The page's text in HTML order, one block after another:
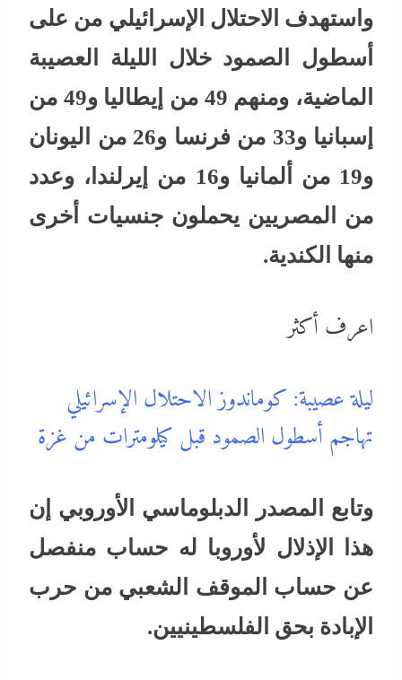
واستهدف الاحتلال الإسرائيلي من على
أسطول الصمود خلال الليلة العصيبة
الماضية، ومنهم 49 من إيطاليا و49 من
إسبانيا و33 من فرنسا و26 من اليونان
و19 من ألمانيا و16 من إيرلندا، وعدد
من المصريين يحملون جنسيات أخرى
منها الكندية.
اعرف أكثر
ليلة عصيبة: كوماندوز الاحتلال الإسرائيلي
تهاجم أسطول الصمود قبل كيلومترات من غزة
وتابع المصدر الدبلوماسي الأوروبي إن
هذا الإذلال لأوروبا له حساب منفصل
عن حساب الموقف الشعبي من حرب
الإبادة بحق الفلسطينيين.